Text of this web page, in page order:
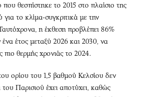
θεσπίστηκε το 2015 στο πλαίσιο της
το κλίμα-συγκριτικά με την
η έκθεση προβλέπει 86%
ένα έτος μεταξύ 2026 και 2030, να
πιο θερμής χρονιάς το 2024.
ορίου του 1,5 βαθμού Κελσίου δεν
Παρισιού έχει αποτύχει, καθώς